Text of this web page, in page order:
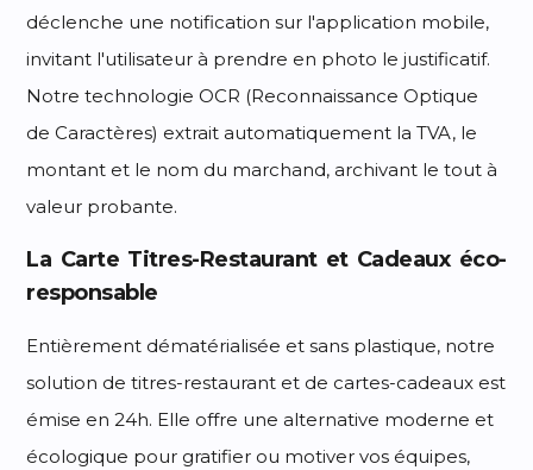
déclenche une notification sur l'application mobile,
invitant l'utilisateur à prendre en photo le justificatif.
Notre technologie OCR (Reconnaissance Optique
de Caractères) extrait automatiquement la TVA, le
montant et le nom du marchand, archivant le tout à
valeur probante.
La Carte Titres-Restaurant et Cadeaux éco-
responsable
Entièrement dématérialisée et sans plastique, notre
solution de titres-restaurant et de cartes-cadeaux est
émise en 24h. Elle offre une alternative moderne et
écologique pour gratifier ou motiver vos équipes,